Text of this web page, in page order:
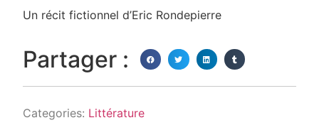
Un récit fictionnel d’Eric Rondepierre
Partager :
Categories: Littérature